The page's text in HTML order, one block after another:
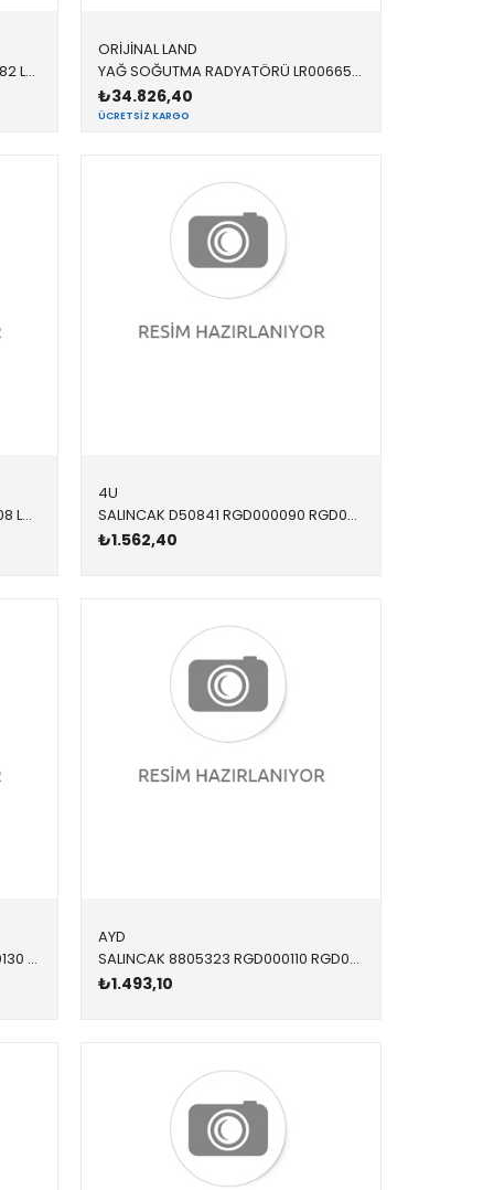
SALINCAK BURCU LR001182 LR001182 LR001182 FREELANDER 1 ARKA SAĞ-SOL 1996-2006
ORİJİNAL LAND
YAĞ SOĞUTMA RADYATÖRÜ LR006653 LR006653 LR004287 FREELANDER 1,EVOQUE 2.2 2012-
₺34.826,40
ÜCRETSIZ KARGO
YAĞ SOĞUTMA RADYATÖRÜ 90808 LR006653 LR004287 FREELANDER 1,EVOQUE 2.2 2012-
4U
SALINCAK D50841 RGD000090 RGD000090 FREELANDER 1 ARKA SAĞ-SOL 1996-2006
₺1.562,40
SALINCAK ROTİLİ 9210683 RBK500130 RBK500130 FREELANDER 1 İNCE TİP ÖN SAĞ-SOL 1998-2006
AYD
SALINCAK 8805323 RGD000110 RGD000110 FREELANDER 1 ARKA-ALT SAĞ-SOL 1996-2006
₺1.493,10